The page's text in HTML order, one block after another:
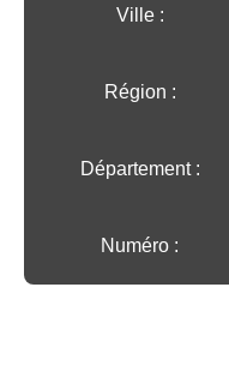
Ville :️
Région :️
Département :
Numéro :